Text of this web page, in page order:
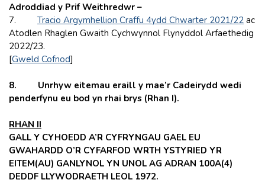
Adroddiad y Prif Weithredwr –
7. Tracio Argymhellion Craffu 4ydd Chwarter 2021/22 ac
Atodlen Rhaglen Gwaith Cychwynnol Flynyddol Arfaethedig
2022/23.
[Gweld Cofnod]
8. Unrhyw eitemau eraill y mae’r Cadeirydd wedi
penderfynu eu bod yn rhai brys (Rhan I).
RHAN II
GALL Y CYHOEDD A’R CYFRYNGAU GAEL EU
GWAHARDD O’R CYFARFOD WRTH YSTYRIED YR
EITEM(AU) GANLYNOL YN UNOL AG ADRAN 100A(4)
DEDDF LLYWODRAETH LEOL 1972.